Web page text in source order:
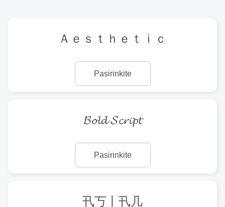
Ａｅｓｔｈｅｔｉｃ
Pasirinkite
𝓑𝓸𝓵𝓭 𝓢𝓬𝓻𝓲𝓹𝓽
Pasirinkite
卂丂丨卂几